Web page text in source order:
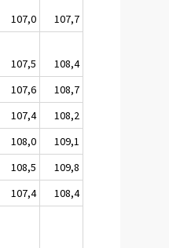
107,0
107,7
107,5
108,4
107,6
108,7
107,4
108,2
108,0
109,1
108,5
109,8
107,4
108,4